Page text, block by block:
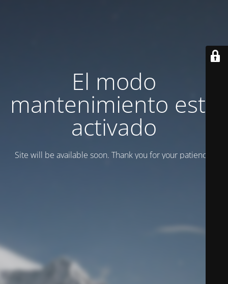
El modo
mantenimiento está
activado
Site will be available soon. Thank you for your patience!